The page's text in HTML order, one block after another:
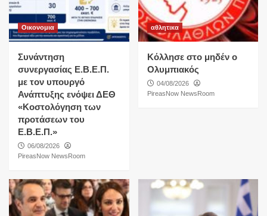
Οικονομια
Συνάντηση
συνεργασίας Ε.Β.Ε.Π.
με τον υπουργό
Ανάπτυξης ενόψει ΔΕΘ
«Κοστολόγηση των
προτάσεων του
Ε.Β.Ε.Π.»
06/08/2026
PireasNow NewsRoom
αθλητικα
Κόλλησε στο μηδέν ο
Ολυμπιακός
04/08/2026
PireasNow NewsRoom